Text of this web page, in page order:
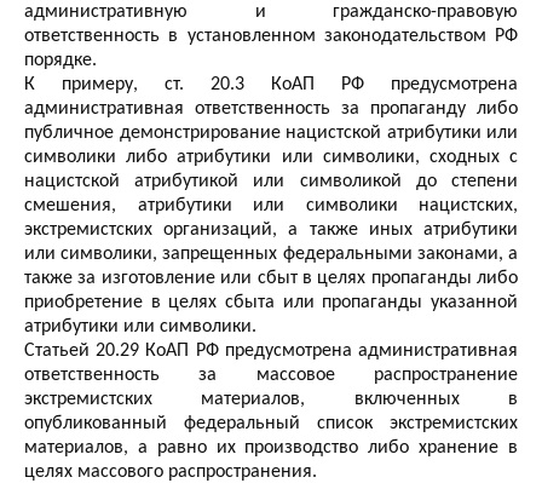
административную и гражданско-правовую
ответственность в установленном законодательством РФ
порядке.
К примеру, ст. 20.3 КоАП РФ предусмотрена
административная ответственность за пропаганду либо
публичное демонстрирование нацистской атрибутики или
символики либо атрибутики или символики, сходных с
нацистской атрибутикой или символикой до степени
смешения, атрибутики или символики нацистских,
экстремистских организаций, а также иных атрибутики
или символики, запрещенных федеральными законами, а
также за изготовление или сбыт в целях пропаганды либо
приобретение в целях сбыта или пропаганды указанной
атрибутики или символики.
Статьей 20.29 КоАП РФ предусмотрена административная
ответственность за массовое распространение
экстремистских материалов, включенных в
опубликованный федеральный список экстремистских
материалов, а равно их производство либо хранение в
целях массового распространения.